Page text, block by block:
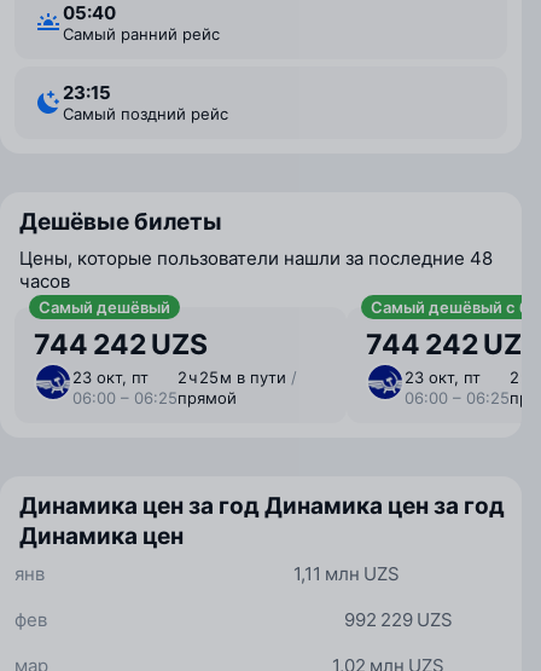
05:40
Самый ранний рейс
23:15
Самый поздний рейс
Дешёвые билеты
Цены, которые пользователи нашли за последние 48
часов
Самый дешёвый
744 242 UZS
23 окт, пт
06:00 – 06:25
2 ⁠ч 25 ⁠м в пути /
прямой
Самый дешёвый с
744 242 UZS
23 окт, пт
06:00 – 06:25
2 ⁠ч
Динамика цен за годДинамика цен за год
Динамика цен
1,11 млн UZS
янв
992 229 UZS
фев
1,02 млн UZS
мар